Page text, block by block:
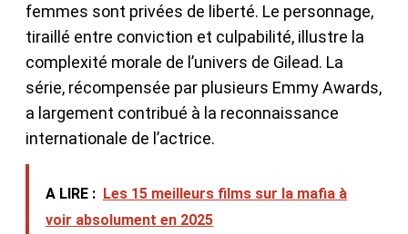
femmes sont privées de liberté. Le personnage,
tiraillé entre conviction et culpabilité, illustre la
complexité morale de l’univers de Gilead. La
série, récompensée par plusieurs Emmy Awards,
a largement contribué à la reconnaissance
internationale de l’actrice.
A LIRE : Les 15 meilleurs films sur la mafia à
voir absolument en 2025